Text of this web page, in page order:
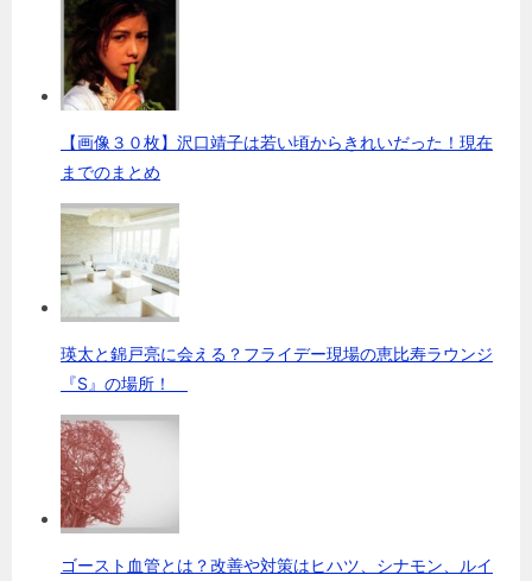
【画像３０枚】沢口靖子は若い頃からきれいだった！現在
までのまとめ
瑛太と錦戸亮に会える？フライデー現場の恵比寿ラウンジ
『S』の場所！
ゴースト血管とは？改善や対策はヒハツ、シナモン、ルイ